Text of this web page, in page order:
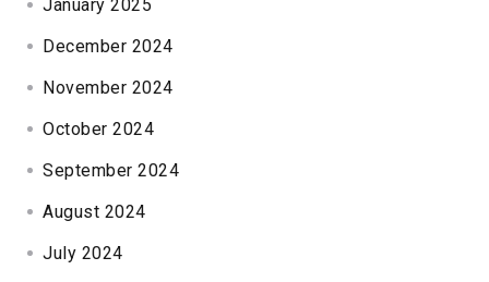
January 2025
December 2024
November 2024
October 2024
September 2024
August 2024
July 2024